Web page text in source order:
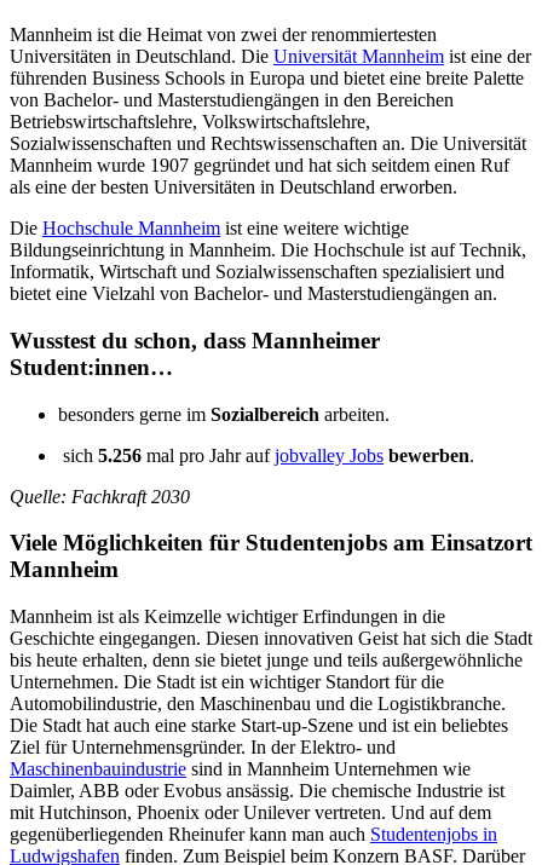
Mannheim ist die Heimat von zwei der renommiertesten
Universitäten in Deutschland. Die Universität Mannheim ist eine der
führenden Business Schools in Europa und bietet eine breite Palette
von Bachelor- und Masterstudiengängen in den Bereichen
Betriebswirtschaftslehre, Volkswirtschaftslehre,
Sozialwissenschaften und Rechtswissenschaften an. Die Universität
Mannheim wurde 1907 gegründet und hat sich seitdem einen Ruf
als eine der besten Universitäten in Deutschland erworben.
Die Hochschule Mannheim ist eine weitere wichtige
Bildungseinrichtung in Mannheim. Die Hochschule ist auf Technik,
Informatik, Wirtschaft und Sozialwissenschaften spezialisiert und
bietet eine Vielzahl von Bachelor- und Masterstudiengängen an.
Wusstest du schon, dass Mannheimer
Student:innen…
besonders gerne im Sozialbereich arbeiten.
sich 5.256 mal pro Jahr aufjobvalley Jobs bewerben.
Quelle: Fachkraft 2030
Viele Möglichkeiten für Studentenjobs am Einsatzort
Mannheim
Mannheim ist als Keimzelle wichtiger Erfindungen in die
Geschichte eingegangen. Diesen innovativen Geist hat sich die Stadt
bis heute erhalten, denn sie bietet junge und teils außergewöhnliche
Unternehmen. Die Stadt ist ein wichtiger Standort für die
Automobilindustrie, den Maschinenbau und die Logistikbranche.
Die Stadt hat auch eine starke Start-up-Szene und ist ein beliebtes
Ziel für Unternehmensgründer. In der Elektro- und
Maschinenbauindustrie sind in Mannheim Unternehmen wie
Daimler, ABB oder Evobus ansässig. Die chemische Industrie ist
mit Hutchinson, Phoenix oder Unilever vertreten. Und auf dem
gegenüberliegenden Rheinufer kann man auch Studentenjobs in
Ludwigshafen finden. Zum Beispiel beim Konzern BASF. Darüber